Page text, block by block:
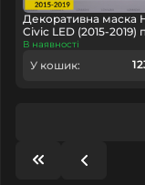
Декоративна маска
Civic LED (2015-2019)
В наявності
У кошик: